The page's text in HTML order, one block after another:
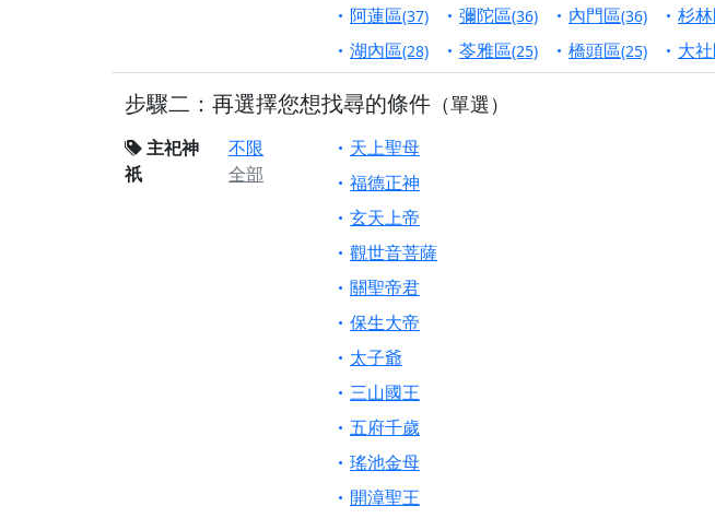
【桃園慈善宮(天公廟)】中元普渡交給專業的來
是「超級加倍」！
【台北北投 福慶宮】慶讚中元普渡法會，誠摯
【桃園龜山 慈恩宮】瑤池金母聖誕祝壽盛典，邀
【桃園龜山 慈恩宮】丙午年慶讚中元普渡法會
【新北八里 紫德宮】丙午年中元普渡讚普超薦法
【台北北投金虎爺會】父親節陪爸爸一起闖關趣
【新北八里 紫德宮】父親節奉茶感恩活動，一杯
【桃園新屋 深圳玄天宮】農曆七月擴大犒軍科
【桃園新屋 深圳玄天宮】七娘媽聖誕祝壽慶典
【桃園慈善宮(天公廟)】虎爺元帥 開光大典，祈
歡迎友廟長官、小編加入我們LINE官方帳號，讓
歡迎信眾分享您前往廟宇的參拜體驗，推廣您的信
阿蓮區(37) 彌陀區(36) 內門區(36) 杉
湖內區(28) 苓雅區(25) 橋頭區(25) 大
步驟二：再選擇您想找尋的條件 （單選）
主祀神
祇
不限
全部
天上聖母
福德正神
玄天上帝
觀世音菩薩
關聖帝君
保生大帝
太子爺
三山國王
五府千歲
瑤池金母
開漳聖王